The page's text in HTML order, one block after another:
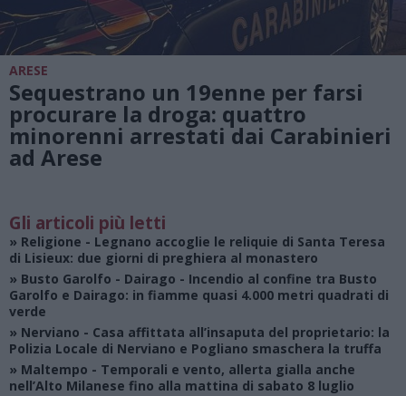
ARESE
Sequestrano un 19enne per farsi
procurare la droga: quattro
minorenni arrestati dai Carabinieri
ad Arese
Gli articoli più letti
» Religione - Legnano accoglie le reliquie di Santa Teresa
di Lisieux: due giorni di preghiera al monastero
» Busto Garolfo - Dairago - Incendio al confine tra Busto
Garolfo e Dairago: in fiamme quasi 4.000 metri quadrati di
verde
» Nerviano - Casa affittata all’insaputa del proprietario: la
Polizia Locale di Nerviano e Pogliano smaschera la truffa
» Maltempo - Temporali e vento, allerta gialla anche
nell’Alto Milanese fino alla mattina di sabato 8 luglio